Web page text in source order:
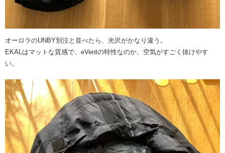
オーロラのUNBY別注と並べたら、光沢がかなり違う。
EKALはマットな質感で、eVentの特性なのか、空気がすごく抜けやす
い。